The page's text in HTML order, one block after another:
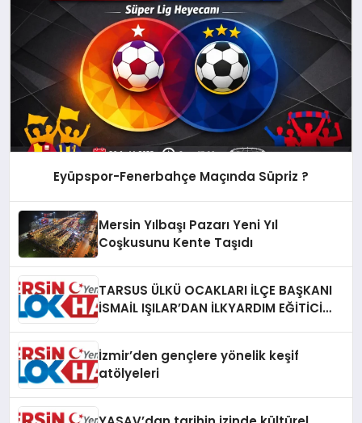
Eyüpspor-Fenerbahçe Maçında Süpriz ?
Mersin Yılbaşı Pazarı Yeni Yıl
Coşkusunu Kente Taşıdı
TARSUS ÜLKÜ OCAKLARI İLÇE BAŞKANI
İSMAİL IŞILAR’DAN İLKYARDIM EĞİTİCİ
İzmir’den gençlere yönelik keşif
atölyeleri